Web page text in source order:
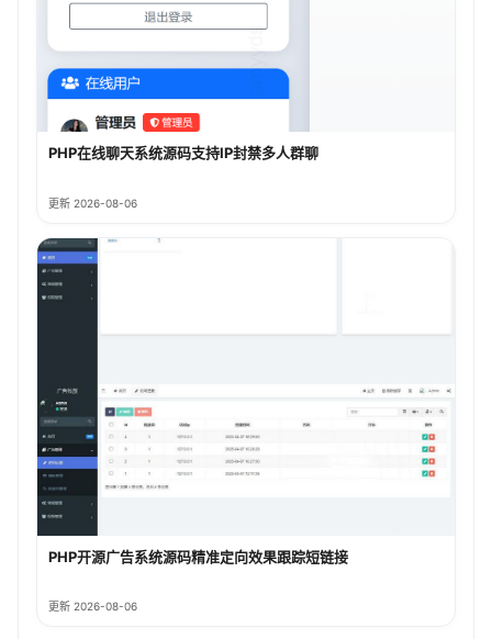
PHP在线聊天系统源码支持IP封禁多人群聊
更新 2026-08-06
PHP开源广告系统源码精准定向效果跟踪短链接
更新 2026-08-06